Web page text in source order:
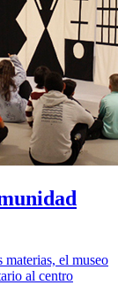
materias, el museo
al centro